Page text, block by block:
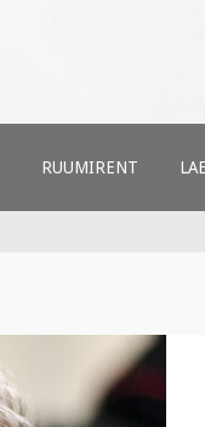
RUUMIRENT